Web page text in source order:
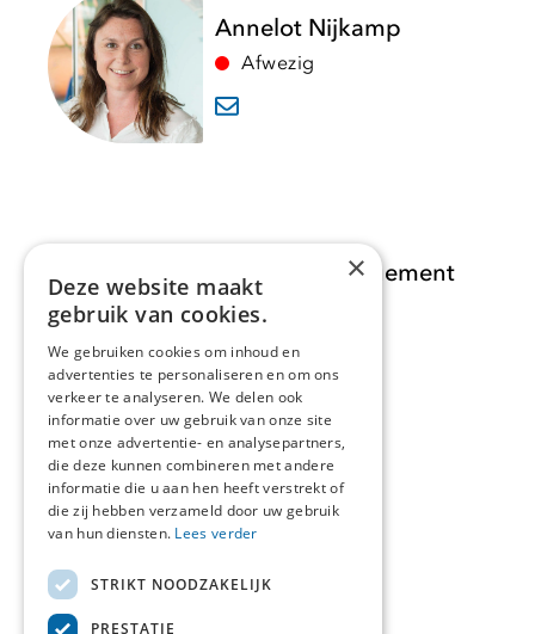
Annelot Nijkamp
Afwezig
Opdracht Informatiemanagement
Opdrachten
Actueel
Over ons
Contact
Over deze site
×
Deze website maakt
gebruik van cookies.
We gebruiken cookies om inhoud en
advertenties te personaliseren en om ons
verkeer te analyseren. We delen ook
informatie over uw gebruik van onze site
met onze advertentie- en analysepartners,
die deze kunnen combineren met andere
informatie die u aan hen heeft verstrekt of
die zij hebben verzameld door uw gebruik
van hun diensten. Lees verder
STRIKT NOODZAKELIJK
PRESTATIE